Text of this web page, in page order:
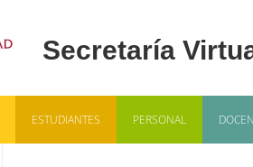
ESTUDIANTES PERSONAL